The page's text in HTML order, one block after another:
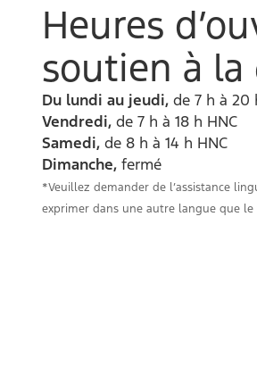
Heures
soutien à
Du lundi au jeudi, de 7 h à 20
Vendredi, de 7 h à 18 h HNC
Samedi, de 8 h à 14 h HNC
Dimanche, fermé
*Veuillez demander de l’assistance
exprimer dans une autre langue que le